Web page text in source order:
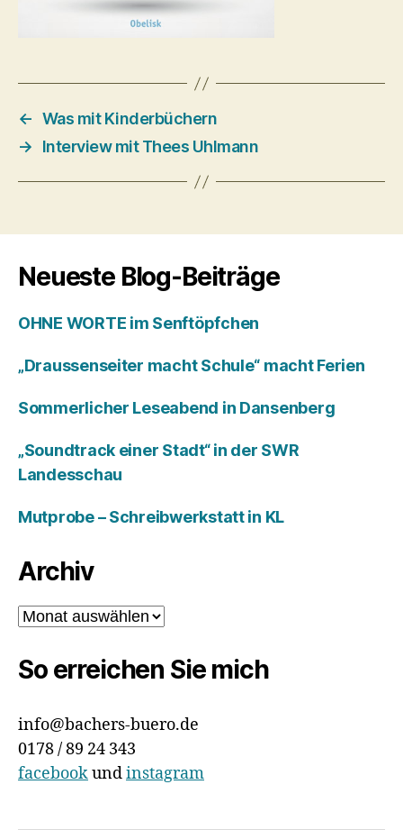
← Was mit Kinderbüchern
→
Interview mit Thees Uhlmann
Neueste Blog-Beiträge
OHNE WORTE im Senftöpfchen
„Draussenseiter macht Schule“ macht Ferien
Sommerlicher Leseabend in Dansenberg
„Soundtrack einer Stadt“ in der SWR
Landesschau
Mutprobe – Schreibwerkstatt in KL
Archiv
Archiv
So erreichen Sie mich
info@bachers-buero.de
0178 / 89 24 343
facebookundinstagram